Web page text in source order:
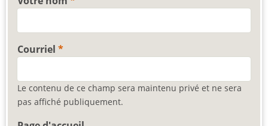
Courriel
Le contenu de ce champ sera maintenu privé et ne sera
pas affiché publiquement.